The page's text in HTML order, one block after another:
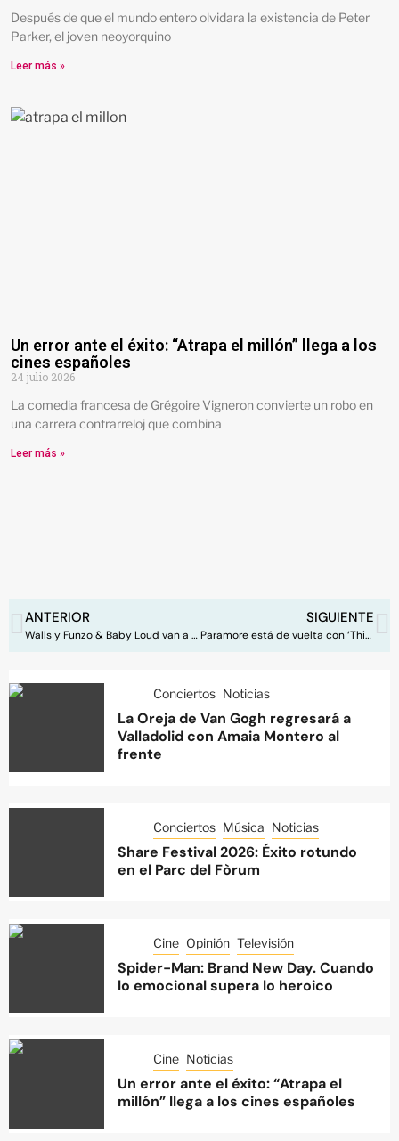
Después de que el mundo entero olvidara la existencia de Peter
Parker, el joven neoyorquino
Leer más »
Un error ante el éxito: “Atrapa el millón” llega a los
cines españoles
24 julio 2026
La comedia francesa de Grégoire Vigneron convierte un robo en
una carrera contrarreloj que combina
Leer más »
ANTERIOR
Walls y Funzo & Baby Loud van a ‘Reventar la ciudad’ gritando al desamor
SIGUIENTE
Paramore está de vuelta con ‘This Is Why’
Conciertos Noticias
La Oreja de Van Gogh regresará a
Valladolid con Amaia Montero al
frente
Conciertos Música Noticias
Share Festival 2026: Éxito rotundo
en el Parc del Fòrum
Cine Opinión Televisión
Spider-Man: Brand New Day. Cuando
lo emocional supera lo heroico
Cine Noticias
Un error ante el éxito: “Atrapa el
millón” llega a los cines españoles